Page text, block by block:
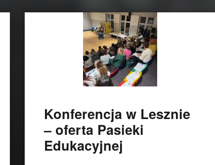
Konferencja w Lesznie
– oferta Pasieki
Edukacyjnej